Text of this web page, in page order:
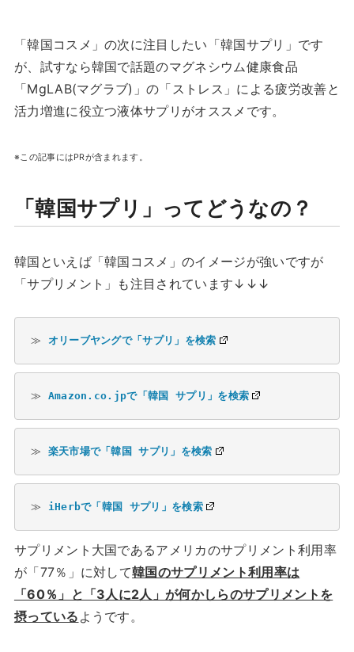
「韓国コスメ」の次に注目したい「韓国サプリ」です
が、試すなら韓国で話題のマグネシウム健康食品
「MgLAB(マグラブ)」の「ストレス」による疲労改善と
活力増進に役立つ液体サプリがオススメです。
※この記事にはPRが含まれます。
「韓国サプリ」ってどうなの？
韓国といえば「韓国コスメ」のイメージが強いですが
「サプリメント」も注目されています↓↓↓
≫ オリーブヤングで「サプリ」を検索
≫ Amazon.co.jpで「韓国 サプリ」を検索
≫ 楽天市場で「韓国 サプリ」を検索
≫ iHerbで「韓国 サプリ」を検索
サプリメント大国であるアメリカのサプリメント利用率
が「77％」に対して韓国のサプリメント利用率は
「60％」と「3人に2人」が何かしらのサプリメントを
摂っている ようです。